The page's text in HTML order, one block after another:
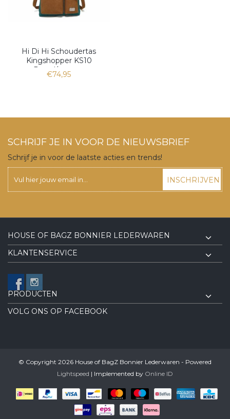
Hi Di Hi Schoudertas
Kingshopper KS10
Petrol/cognac
€74,95
SCHRIJF JE IN VOOR DE NIEUWSBRIEF
Schrijf je in voor de laatste acties en trends!
INSCHRIJVEN
HOUSE OF BAGZ BONNIER LEDERWAREN
KLANTENSERVICE
PRODUCTEN
VOLG ONS OP FACEBOOK
© Copyright 2026 House of BagZ Bonnier Lederwaren - Powered
Lightspeed | Implemented by Online ID